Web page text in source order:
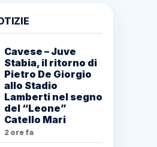
Cavese – Juve
Stabia, il ritorno di
Pietro De Giorgio
allo Stadio
Lamberti nel segno
del “Leone”
Catello Mari
2 ore fa